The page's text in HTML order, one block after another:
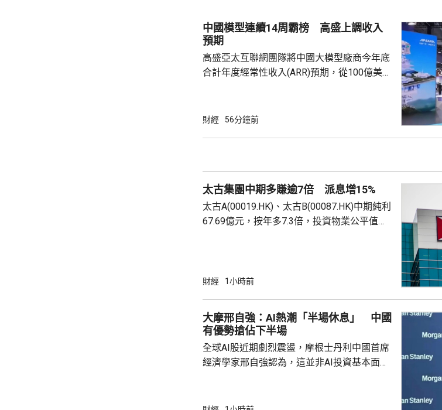
中國模型連續14周霸榜 高盛上調收入
預期
高盛亞太互聯網團隊將中國大模型廠商今年底
合計年度經常性收入(ARR)預期，從100億美元
指，OpenRouter平台上，中國模型已連續14
350億元人民幣...
財經 56分鐘前
太古集團中期多賺逾7倍 派息增15%
太古A(00019.HK)、太古B(00087.HK)中期純利
67.69億元，按年多7.3倍，投資物業公平值轉
樂貢獻基本溢利8.46億元，升5.4%，受惠於消
銷渠道，中國內地業績顯著改善；台灣及香港
的銷售增長均表現良...
財經 1小時前
大摩邢自強：AI熱潮「半場休息」 中國
有優勢搶佔下半場
全球AI股近期劇烈震盪，摩根士丹利中國首席
經濟學家邢自強認為，這並非AI投資基本面崩
正進入「半場休息」，競爭焦點正從算力基